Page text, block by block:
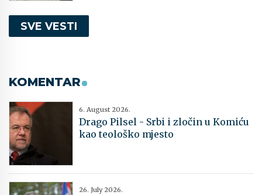
SVE VESTI
KOMENTAR
6. August 2026.
Drago Pilsel - Srbi i zločin u Komiću
kao teološko mjesto
26. July 2026.